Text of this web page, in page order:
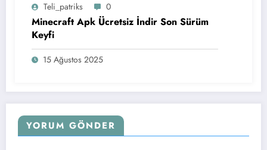
Teli_patriks 0
Minecraft Apk Ücretsiz İndir Son Sürüm
Keyfi
15 Ağustos 2025
YORUM GÖNDER